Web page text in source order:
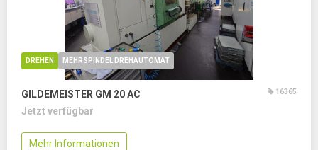
DREHEN MEHRSPINDEL DREHAUTOMAT
GILDEMEISTER GM 20 AC 16365
Jetzt verfügbar
Mehr Informationen